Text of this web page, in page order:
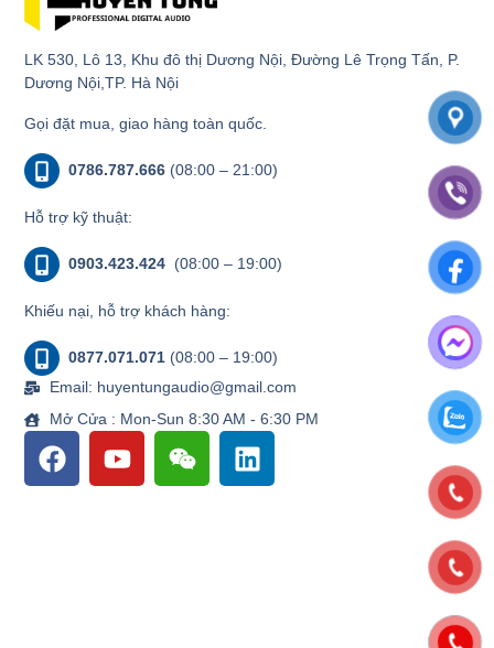
LK 530, Lô 13, Khu đô thị Dương Nội, Đường Lê Trọng Tấn, P.
Dương Nội,TP. Hà Nội
Gọi đặt mua, giao hàng toàn quốc.
0786.787.666 (08:00 – 21:00)
Hỗ trợ kỹ thuật:
0903.423.424 (08:00 – 19:00)
Khiếu nại, hỗ trợ khách hàng:
0877.071.071 (08:00 – 19:00)
Email: huyentungaudio@gmail.com
Mở Cửa : Mon-Sun 8:30 AM - 6:30 PM